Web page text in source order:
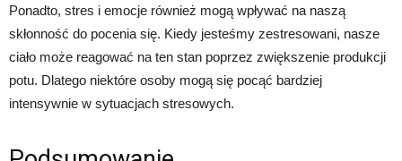
Ponadto, stres i emocje również mogą wpływać na naszą
skłonność do pocenia się. Kiedy jesteśmy zestresowani, nasze
ciało może reagować na ten stan poprzez zwiększenie produkcji
potu. Dlatego niektóre osoby mogą się pocąć bardziej
intensywnie w sytuacjach stresowych.